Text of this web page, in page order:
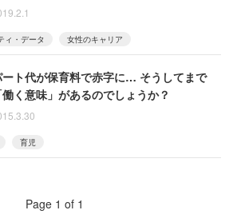
ィ・データ 女性のキャリア
ト代が保育料で赤字に… そうしてまで
働く意味」があるのでしょうか？
育児
Page 1 of 1